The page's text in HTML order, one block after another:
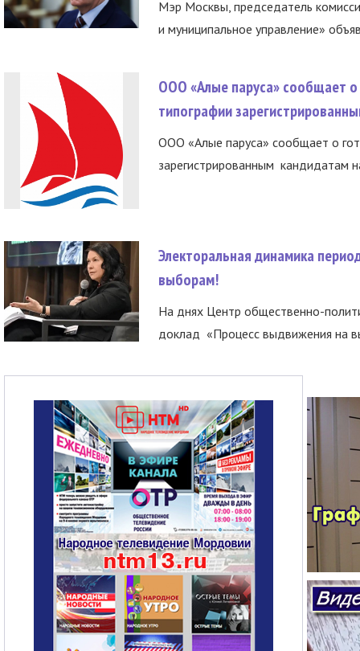
Мэр Москвы, председатель
и муниципальное управление»
ООО «Алые паруса» сообщает о
типографии
ООО «Алые паруса» сообщает о
зарегистрированным кандидатам
Электоральная динамика
выборам!
На днях Центр общественно-
доклад «Процесс выдвижения на